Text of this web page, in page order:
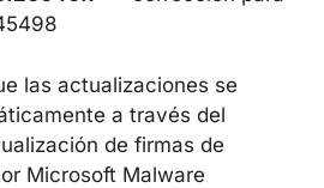
— corrección
45498
las actualizaciones se